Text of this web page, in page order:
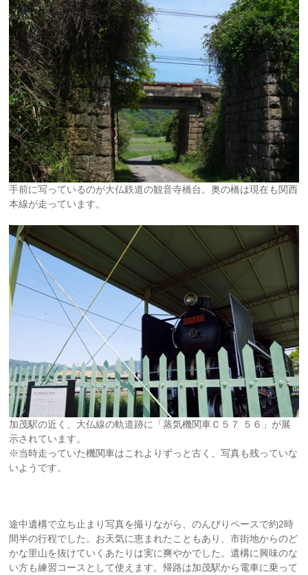
手前に写っているのが大仏鉄道の観音寺橋台。奥の橋は現在も関西
本線が走っています。
加茂駅の近く、大仏線の軌道跡に「蒸気機関車Ｃ５７ ５６」が展
示されています。
※当時走っていた機関車はこれよりずっと古く、写真も残っていな
いようです。
途中遺構で立ち止まり写真を撮りながら、のんびりペースで約2時
間半の行程でした。お天気に恵まれたこともあり、市街地からのど
かな里山を抜けていくあたりは実に爽やかでした。遺構に興味のな
い方も練習コースとして使えます。帰路は加茂駅から電車に乗って